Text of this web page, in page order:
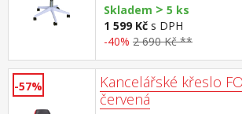
Skladem > 5 ks
1 599 Kč s DPH
-40% 2 690 Kč **
-57%
Kancelářské křeslo
červená